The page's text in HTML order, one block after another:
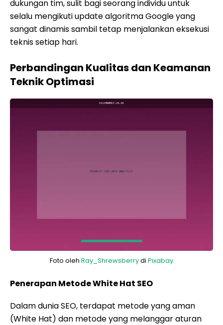
dukungan tim, sulit bagi seorang individu untuk
selalu mengikuti update algoritma Google yang
sangat dinamis sambil tetap menjalankan eksekusi
teknis setiap hari.
Perbandingan Kualitas dan Keamanan
Teknik Optimasi
Foto oleh Ray_Shrewsberrydi Pixabay
Penerapan Metode White Hat SEO
Dalam dunia SEO, terdapat metode yang aman
(White Hat) dan metode yang melanggar aturan